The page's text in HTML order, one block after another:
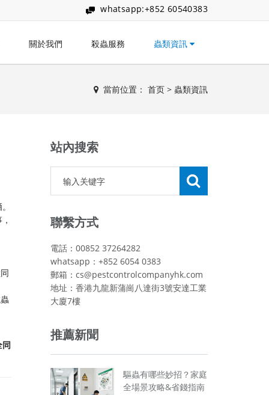
whatsapp:+852 60540383
關於我們 殺蟲服務 蟲類資訊
當前位置： 首页 > 蟲類資訊
站內搜索
聯繫方式
電話：00852 37264282
whatsapp：+852 6054 0383
郵箱：cs@pestcontrolcompanyhk.com
地址：香港九龍新蒲崗八達街3號安達工業
大廈7樓
推薦新聞
驅蟲有哪些妙招？家庭
全場景攻略&省錢指南